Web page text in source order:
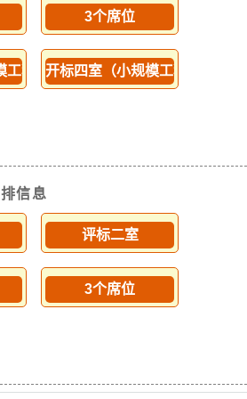
3个席位
工程）开标四室（小规模工程）
信息
评标二室
3个席位